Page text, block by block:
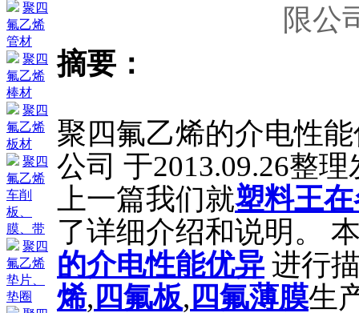
聚四
氟乙烯
管材
聚四
氟乙烯
棒材
聚四
氟乙烯
板材
聚四
氟乙烯
车削
板、
膜、带
聚四
氟乙烯
垫片、
垫圈
限公
摘要：
聚四氟乙烯的介电性
公司 于2013.09.26整
上一篇我们就塑料王
了详细介绍和说明。
的介电性能优异 进行
烯, 四氟板, 四氟薄膜生